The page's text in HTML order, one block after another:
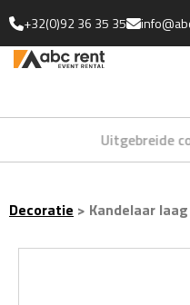
+32(0)92 36 35 35
Decoratie > Kandelaar